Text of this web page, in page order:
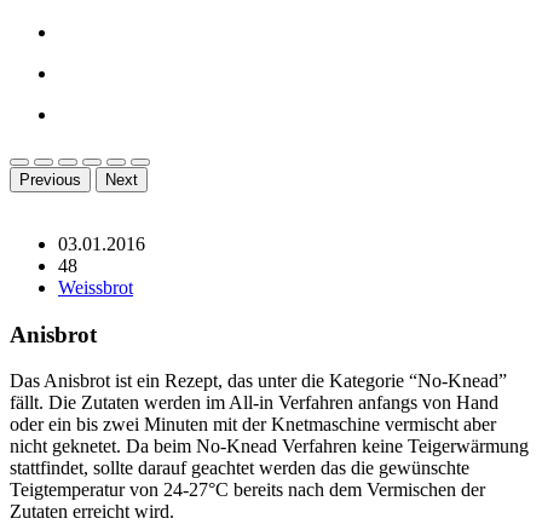
Previous Next
03.01.2016
48
Weissbrot
Anisbrot
Das Anisbrot ist ein Rezept, das unter die Kategorie “No-Knead”
fällt. Die Zutaten werden im All-in Verfahren anfangs von Hand
oder ein bis zwei Minuten mit der Knetmaschine vermischt aber
nicht geknetet. Da beim No-Knead Verfahren keine Teigerwärmung
stattfindet, sollte darauf geachtet werden das die gewünschte
Teigtemperatur von 24-27°C bereits nach dem Vermischen der
Zutaten erreicht wird.